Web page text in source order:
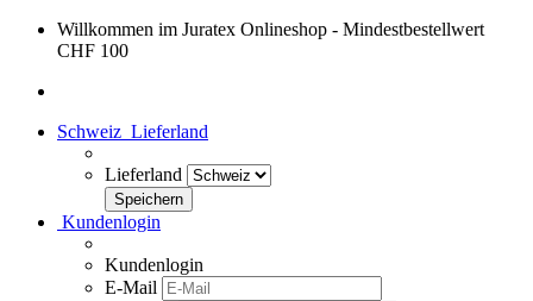
Willkommen im Juratex Onlineshop - Mindestbestellwert
CHF 100
Schweiz Lieferland
Lieferland
Kundenlogin
Kundenlogin
E-Mail